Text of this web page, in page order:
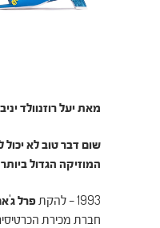
מאת יעל רוזנוולד יניב
שום דבר טוב לא
המוזיקה הגדול
1993 – להקת פרל
חברת מכירת